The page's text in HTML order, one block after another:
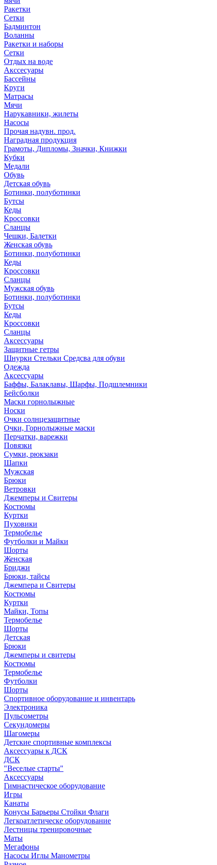
Ракетки
Сетки
Бадминтон
Воланны
Ракетки и наборы
Сетки
Отдых на воде
Акссесуары
Бассейны
Круги
Матрасы
Мячи
Нарукавники, жилеты
Насосы
Прочая надувн. прод.
Наградная продукция
Грамоты, Дипломы, Значки, Книжки
Кубки
Медали
Обувь
Детская обувь
Ботинки, полуботинки
Бутсы
Кеды
Кроссовки
Сланцы
Чешки, Балетки
Женская обувь
Ботинки, полуботинки
Кеды
Кроссовки
Сланцы
Мужская обувь
Ботинки, полуботинки
Бутсы
Кеды
Кроссовки
Сланцы
Аксессуары
Защитные гетры
Шнурки Стельки Средсва для обуви
Одежда
Аксессуары
Баффы, Балаклавы, Шарфы, Подшлемники
Бейсболки
Маски горнолыжные
Носки
Очки солнцезащитные
Очки, Горнолыжные маски
Перчатки, варежки
Повязки
Сумки, рюкзаки
Шапки
Мужская
Брюки
Ветровки
Джемперы и Свитеры
Костюмы
Куртки
Пуховики
Термобелье
Футболки и Майки
Шорты
Женская
Бриджи
Брюки, тайсы
Джемпера и Свитеры
Костюмы
Куртки
Майки, Топы
Термобелье
Шорты
Детская
Брюки
Джемперы и свитеры
Костюмы
Термобелье
Футболки
Шорты
Спортивное оборудование и инвентарь
Электроника
Пульсометры
Секундомеры
Шагомеры
Детские спортивные комплексы
Аксессуары к ДСК
ДСК
"Веселые старты"
Аксессуары
Гимнастическое оборудование
Игры
Канаты
Конусы Барьеры Стойки Флаги
Легкоатлетическе оборудование
Лестницы тренировочные
Маты
Мегафоны
Насосы Иглы Манометры